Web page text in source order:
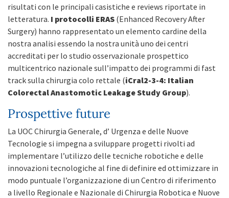
risultati con le principali casistiche e reviews riportate in
letteratura. I protocolli ERAS (Enhanced Recovery After
Surgery) hanno rappresentato un elemento cardine della
nostra analisi essendo la nostra unità uno dei centri
accreditati per lo studio osservazionale prospettico
multicentrico nazionale sull’impatto dei programmi di fast
track sulla chirurgia colo rettale (iCral2-3-4: Italian
Colorectal Anastomotic Leakage Study Group).
Prospettive future
La UOC Chirurgia Generale, d’ Urgenza e delle Nuove
Tecnologie si impegna a sviluppare progetti rivolti ad
implementare l’utilizzo delle tecniche robotiche e delle
innovazioni tecnologiche al fine di definire ed ottimizzare in
modo puntuale l’organizzazione di un Centro di riferimento
a livello Regionale e Nazionale di Chirurgia Robotica e Nuove